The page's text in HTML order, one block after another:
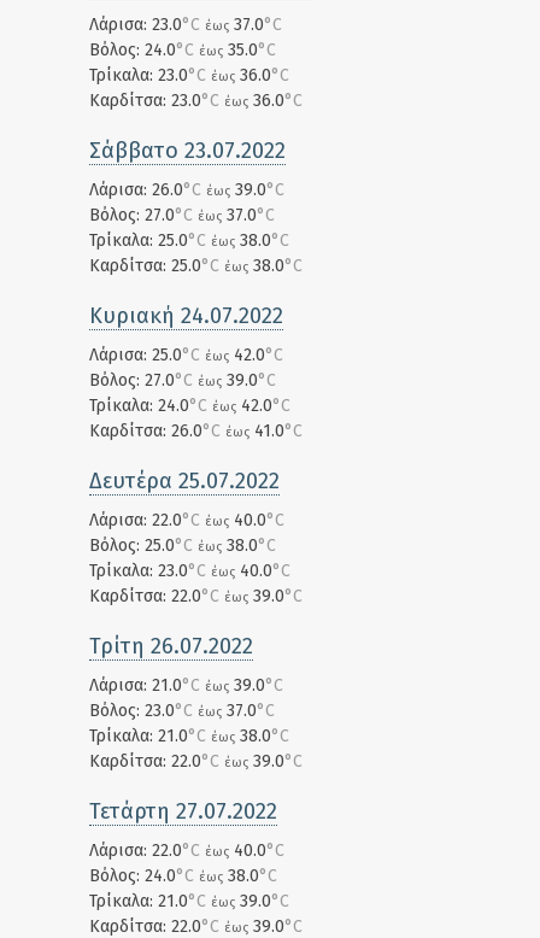
Λάρισα: 23.0°C έως 37.0°C
Βόλος: 24.0°C έως 35.0°C
Τρίκαλα: 23.0°C έως 36.0°C
Καρδίτσα: 23.0°C έως 36.0°C
Σάββατο 23.07.2022
Λάρισα: 26.0°C έως 39.0°C
Βόλος: 27.0°C έως 37.0°C
Τρίκαλα: 25.0°C έως 38.0°C
Καρδίτσα: 25.0°C έως 38.0°C
Κυριακή 24.07.2022
Λάρισα: 25.0°C έως 42.0°C
Βόλος: 27.0°C έως 39.0°C
Τρίκαλα: 24.0°C έως 42.0°C
Καρδίτσα: 26.0°C έως 41.0°C
Δευτέρα 25.07.2022
Λάρισα: 22.0°C έως 40.0°C
Βόλος: 25.0°C έως 38.0°C
Τρίκαλα: 23.0°C έως 40.0°C
Καρδίτσα: 22.0°C έως 39.0°C
Τρίτη 26.07.2022
Λάρισα: 21.0°C έως 39.0°C
Βόλος: 23.0°C έως 37.0°C
Τρίκαλα: 21.0°C έως 38.0°C
Καρδίτσα: 22.0°C έως 39.0°C
Τετάρτη 27.07.2022
Λάρισα: 22.0°C έως 40.0°C
Βόλος: 24.0°C έως 38.0°C
Τρίκαλα: 21.0°C έως 39.0°C
Καρδίτσα: 22.0°C έως 39.0°C